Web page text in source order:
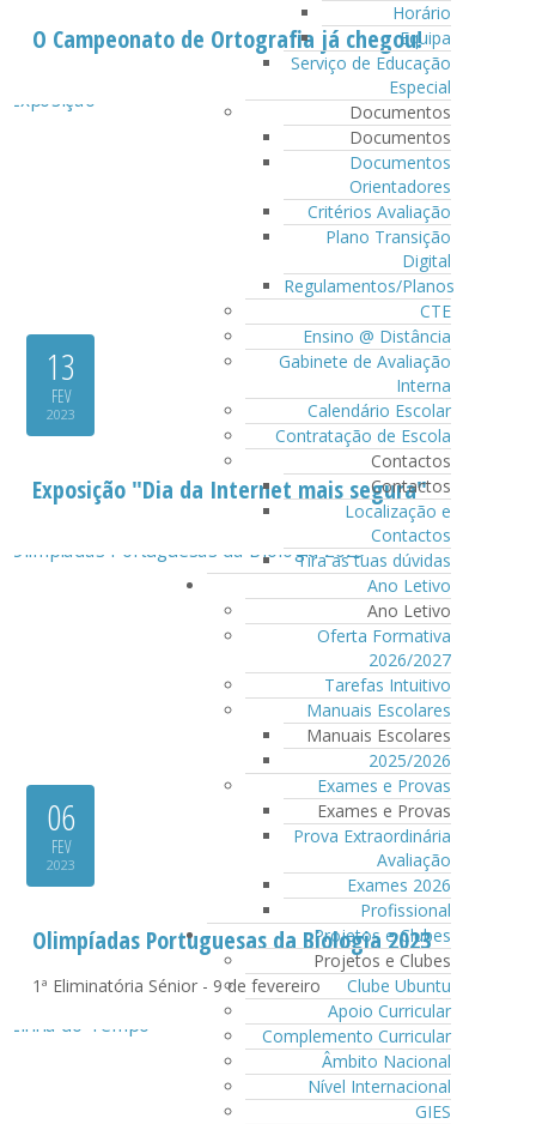
Horário
Equipa
Serviço de Educação
Especial
Documentos
Documentos
Documentos
Orientadores
Critérios Avaliação
Plano Transição
Digital
Regulamentos/Planos
CTE
Ensino @ Distância
Gabinete de Avaliação
Interna
Calendário Escolar
Contratação de Escola
Contactos
Contactos
Localização e
Contactos
Tira as tuas dúvidas
Ano Letivo
Ano Letivo
Oferta Formativa
2026/2027
Tarefas Intuitivo
Manuais Escolares
Manuais Escolares
2025/2026
Exames e Provas
Exames e Provas
Prova Extraordinária
Avaliação
Exames 2026
Profissional
Projetos e Clubes
Projetos e Clubes
Clube Ubuntu
Apoio Curricular
Complemento Curricular
Âmbito Nacional
Nível Internacional
GIES
O Campeonato de Ortografia já chegou!
13
FEV
2023
Exposição "Dia da Internet mais segura"
06
FEV
2023
Olimpíadas Portuguesas da Biologia 2023
1ª Eliminatória Sénior - 9 de fevereiro